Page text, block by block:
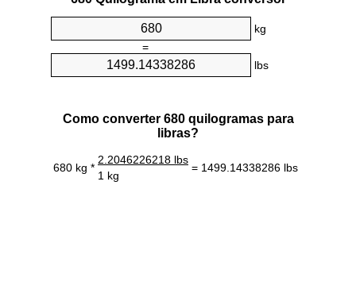
kg
=
lbs
Como converter 680 quilogramas para
libras?
680 kg *
2.2046226218 lbs
= 1499.14338286 lbs
1 kg